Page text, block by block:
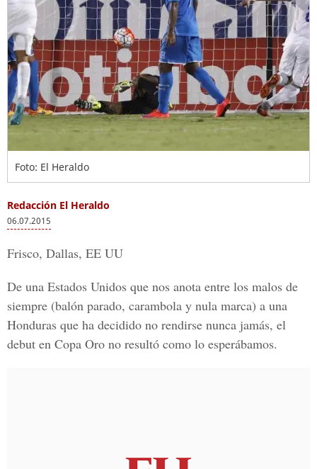
Foto: El Heraldo
Redacción El Heraldo
06.07.2015
Frisco, Dallas, EE UU
De una Estados Unidos que nos anota entre los malos de
siempre (balón parado, carambola y nula marca) a una
Honduras que ha decidido no rendirse nunca jamás, el
debut en Copa Oro no resultó como lo esperábamos.